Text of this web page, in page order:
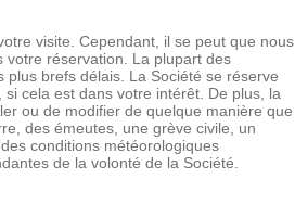
visite. Cependant, il se peut que nous
votre réservation. La plupart des
brefs délais. La Société se réserve
cela est dans votre intérêt. De plus, la
ou de modifier de quelque manière que
des émeutes, une grève civile, un
conditions météorologiques
de la volonté de la Société.